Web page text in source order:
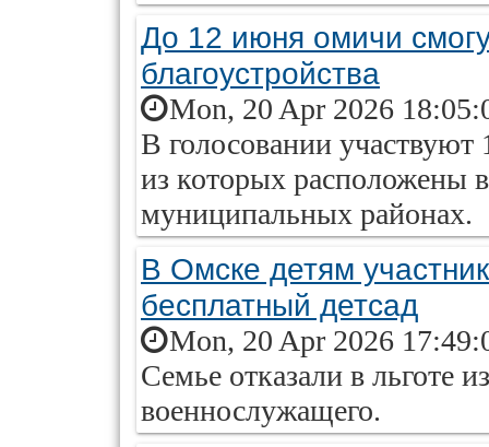
До 12 июня омичи
благоустройства
Mon, 20 Apr 2026
В голосовании
из которых расположены
муниципальных районах.
В Омске детям
бесплатный детсад
Mon, 20 Apr 2026
Семье отказали в льготе
военнослужащего.